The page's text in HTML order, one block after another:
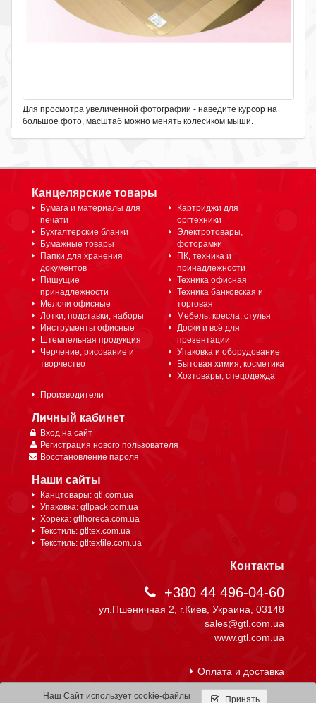
Для просмотра увеличенной фотографии - наведите курсор на
большое фото, масштаб можно менять колесиком мыши.
Канцелярские товары
Бумага и материалы для
печати
Бухгалтерские бланки
Бумажные товары
Папки для хранения
документов
Пишущие
принадлежности
Мелочи офисные
Лотки, подставки, наборы
Инструменты офисные
Штемпельная продукция
Черчение, рисование и
творчество
Картриджи для
оргтехники
Электротовары,
фоторамки
ПК, техника и
принадлежности
Техника офисная
Техника банковская и
торговая
Мебель, кресла, стулья
Доски и всё для
презентации
Упаковка и оборудование
Бытовая химия, косметика
Хозтовары, спецодежда
Производители
Личный кабинет
Вход на сайт
Регистрация нового пользователя
Восстановление пароля
Наши сайты
Канцтовары: gtl.com.ua
Упаковка: gtlpack.com.ua
Хорека: gtlhoreca.com.ua
Текстиль: gtltex.com.ua
Текстиль: gtltextile.com.ua
Контакты
+380 44 496-04-60
ул.Пшеничная 2, г.Киев, Украина, 03148
sales@gtl.com.ua
www.gtl.com.ua
Оплата и доставка
Принять
Наш Сайт использует cookie-файлы